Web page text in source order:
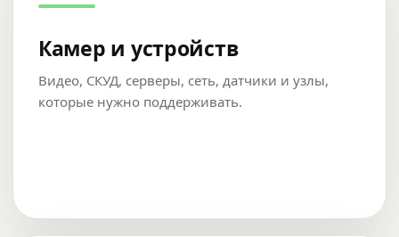
Камер и устройств
Видео, СКУД, серверы, сеть, датчики и узлы,
которые нужно поддерживать.